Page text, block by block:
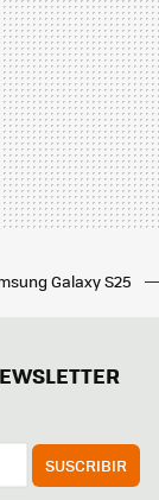
Galaxy S25
SUSCRIBIR